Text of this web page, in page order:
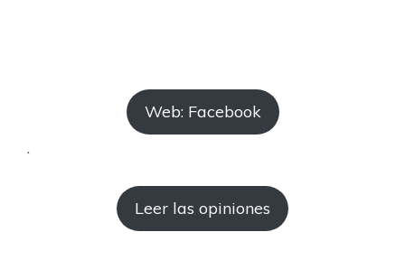
Web: Facebook
.
Leer las opiniones